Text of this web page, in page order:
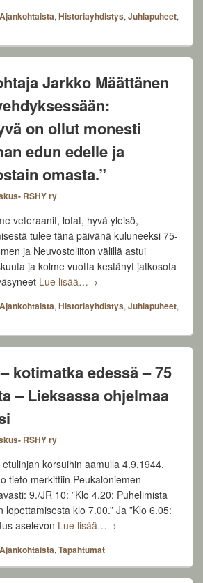
Ajankohtaista,Historiayhdistys,Juhlapuheet,
Jarkko Määttänen
on ollut monesti
edun edelle ja
omasta.”
RSHY ry
veteraanit, lotat, hyvä yleisö,
tulee tänä päivänä kuluneeksi 75-
ja Neuvostoliiton välillä astui
ja kolme vuotta kestänyt jatkosota
Lue lisää…Kaupunginjohtaja Jarkko
→
Ajankohtaista,Historiayhdistys,Juhlapuheet,
kotimatka edessä – 75
– Lieksassa ohjelmaa
RSHY ry
korsuihin aamulla 4.9.1944.
tieto merkittiin Peukaloniemen
9./JR 10: ”Klo 4.20: Puhelimista
lopettamisesta klo 7.00.” Ja ”Klo 6.05:
aselevon Lue lisää…Sota takana –
→
Ajankohtaista,Tapahtumat